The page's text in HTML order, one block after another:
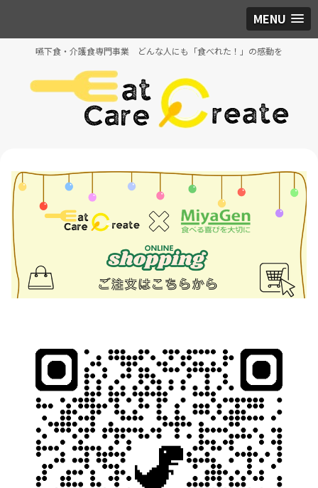
MENU
嚥下食・介護食専門事業 どんな人にも「食べれた！」の感動を